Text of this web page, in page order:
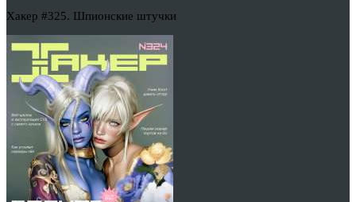
Хакер #325. Шпионские штучки